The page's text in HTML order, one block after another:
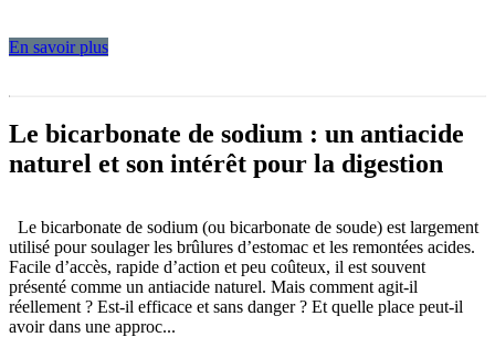
En savoir plus
Le bicarbonate de sodium : un antiacide
naturel et son intérêt pour la digestion
Le bicarbonate de sodium (ou bicarbonate de soude) est largement
utilisé pour soulager les brûlures d’estomac et les remontées acides.
Facile d’accès, rapide d’action et peu coûteux, il est souvent
présenté comme un antiacide naturel. Mais comment agit-il
réellement ? Est-il efficace et sans danger ? Et quelle place peut-il
avoir dans une approc...